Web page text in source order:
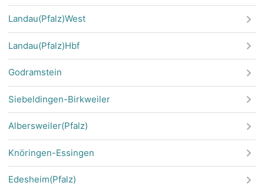
Landau(Pfalz)West
Landau(Pfalz)Hbf
Godramstein
Siebeldingen-Birkweiler
Albersweiler(Pfalz)
Knöringen-Essingen
Edesheim(Pfalz)